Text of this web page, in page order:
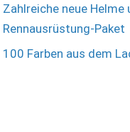
Zahlreiche neue Helme
Rennausrüstung-Paket
100 Farben aus dem